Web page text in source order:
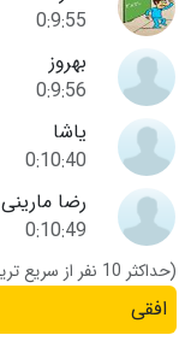
0:9:55
بهروز
0:9:56
یاشا
0:10:40
رضا مارینی
0:10:49
(حداکثر 10 نفر از سریع ترین کاربران)
افقی